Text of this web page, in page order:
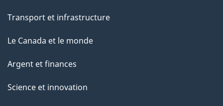
Transport et infrastructure
Le Canada et le monde
Argent et finances
Science et innovation